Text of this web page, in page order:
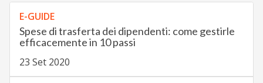
E-GUIDE
Spese di trasferta dei dipendenti: come gestirle
efficacemente in 10 passi
23 Set 2020